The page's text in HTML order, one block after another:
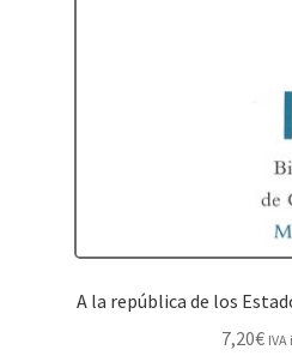
A la república de los
7,20€